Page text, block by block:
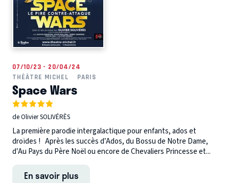
07/10/23 - 20/04/24
THÉÂTRE MICHEL
PARIS
Space Wars
de Olivier SOLIVÉRÈS
La première parodie intergalactique pour enfants, ados et
droïdes ! Après les succès d’Ados, du Bossu de Notre Dame,
d’Au Pays du Père Noël ou encore de Chevaliers Princesse et...
En savoir plus